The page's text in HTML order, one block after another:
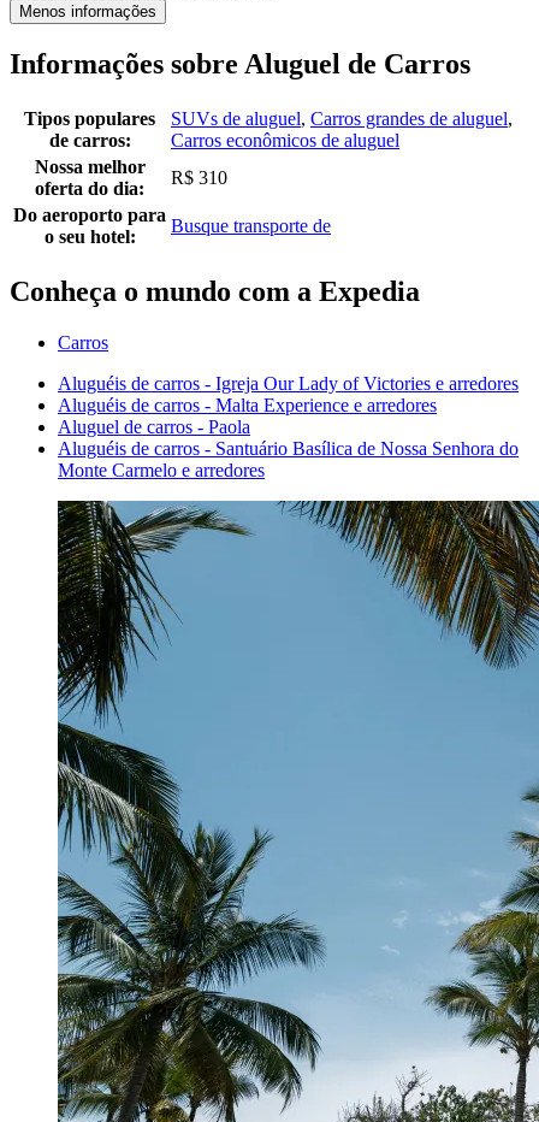
Menos informações
Informações sobre Aluguel de Carros
Tipos populares
de carros:
SUVs de aluguel, Carros grandes de aluguel,
Carros econômicos de aluguel
Nossa melhor
oferta do dia:
R$ 310
Do aeroporto para
o seu hotel:
Busque transporte de
Conheça o mundo com a Expedia
Carros
Aluguéis de carros - Igreja Our Lady of Victories e arredores
Aluguéis de carros - Malta Experience e arredores
Aluguel de carros - Paola
Aluguéis de carros - Santuário Basílica de Nossa Senhora do
Monte Carmelo e arredores